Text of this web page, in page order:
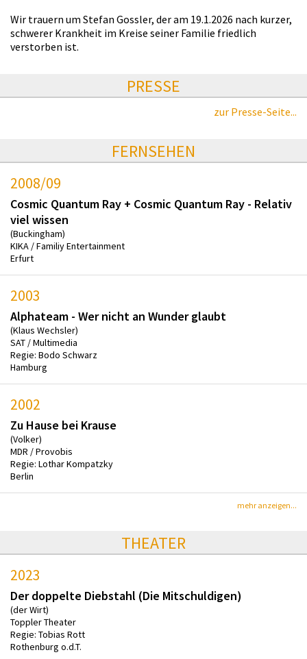
Wir trauern um Stefan Gossler, der am 19.1.2026 nach kurzer,
schwerer Krankheit im Kreise seiner Familie friedlich
verstorben ist.
PRESSE
zur Presse-Seite...
FERNSEHEN
2008/09
Cosmic Quantum Ray + Cosmic Quantum Ray - Relativ
viel wissen
(Buckingham)
KIKA / Familiy Entertainment
Erfurt
2003
Alphateam - Wer nicht an Wunder glaubt
(Klaus Wechsler)
SAT / Multimedia
Regie: Bodo Schwarz
Hamburg
2002
Zu Hause bei Krause
(Volker)
MDR / Provobis
Regie: Lothar Kompatzky
Berlin
mehr anzeigen...
THEATER
2023
Der doppelte Diebstahl (Die Mitschuldigen)
(der Wirt)
Toppler Theater
Regie: Tobias Rott
Rothenburg o.d.T.